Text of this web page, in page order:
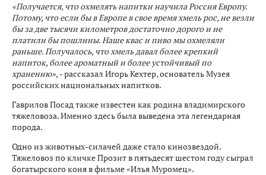
«Получается, что охмелять напитки научила Россия Европу.
Потому, что если бы в Европе в свое время хмель рос, не везли
бы за две тысячи километров достаточно дорого и не
платили бы пошлины. Наше квас и пиво мы охмеляли
раньше. Получалось, что хмель давал более крепкий
напиток, более ароматный и более устойчивый по
хранению», - рассказал Игорь Кехтер, основатель Музея
российских национальных напитков.
Гаврилов Посад также известен как родина владимирского
тяжеловоза. Именно здесь была выведена эта легендарная
порода.
Одно из животных-силачей даже стало кинозвездой.
Тяжеловоз по кличке Прозит в пятьдесят шестом году сыграл
богатырского коня в фильме «Илья Муромец».